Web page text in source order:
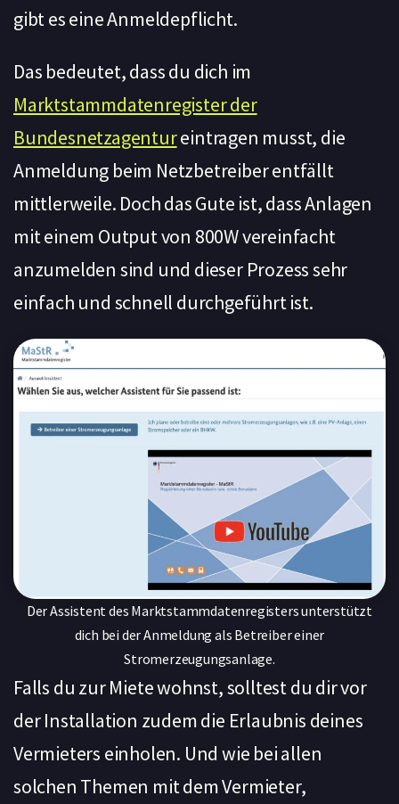
gibt es eine Anmeldepflicht.
Das bedeutet, dass du dich im
Marktstammdatenregister der
Bundesnetzagentureintragen musst, die
Anmeldung beim Netzbetreiber entfällt
mittlerweile. Doch das Gute ist, dass Anlagen
mit einem Output von 800W vereinfacht
anzumelden sind und dieser Prozess sehr
einfach und schnell durchgeführt ist.
Der Assistent des Marktstammdatenregisters unterstützt
dich bei der Anmeldung als Betreiber einer
Stromerzeugungsanlage.
Falls du zur Miete wohnst, solltest du dir vor
der Installation zudem die Erlaubnis deines
Vermieters einholen. Und wie bei allen
solchen Themen mit dem Vermieter,